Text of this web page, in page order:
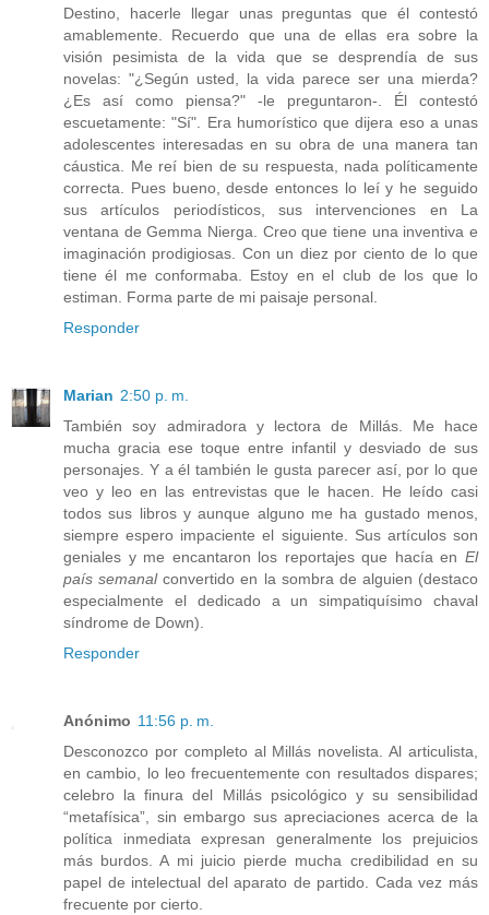
Destino, hacerle llegar unas preguntas que él contestó
amablemente. Recuerdo que una de ellas era sobre la
visión pesimista de la vida que se desprendía de sus
novelas: "¿Según usted, la vida parece ser una mierda?
¿Es así como piensa?" -le preguntaron-. Él contestó
escuetamente: "Sí". Era humorístico que dijera eso a unas
adolescentes interesadas en su obra de una manera tan
cáustica. Me reí bien de su respuesta, nada políticamente
correcta. Pues bueno, desde entonces lo leí y he seguido
sus artículos periodísticos, sus intervenciones en La
ventana de Gemma Nierga. Creo que tiene una inventiva e
imaginación prodigiosas. Con un diez por ciento de lo que
tiene él me conformaba. Estoy en el club de los que lo
estiman. Forma parte de mi paisaje personal.
Responder
Marian 2:50 p. m.
También soy admiradora y lectora de Millás. Me hace
mucha gracia ese toque entre infantil y desviado de sus
personajes. Y a él también le gusta parecer así, por lo que
veo y leo en las entrevistas que le hacen. He leído casi
todos sus libros y aunque alguno me ha gustado menos,
siempre espero impaciente el siguiente. Sus artículos son
geniales y me encantaron los reportajes que hacía en El
país semanalconvertido en la sombra de alguien (destaco
especialmente el dedicado a un simpatiquísimo chaval
síndrome de Down).
Responder
Anónimo 11:56 p. m.
Desconozco por completo al Millás novelista. Al articulista,
en cambio, lo leo frecuentemente con resultados dispares;
celebro la finura del Millás psicológico y su sensibilidad
“metafísica”, sin embargo sus apreciaciones acerca de la
política inmediata expresan generalmente los prejuicios
más burdos. A mi juicio pierde mucha credibilidad en su
papel de intelectual del aparato de partido. Cada vez más
frecuente por cierto.